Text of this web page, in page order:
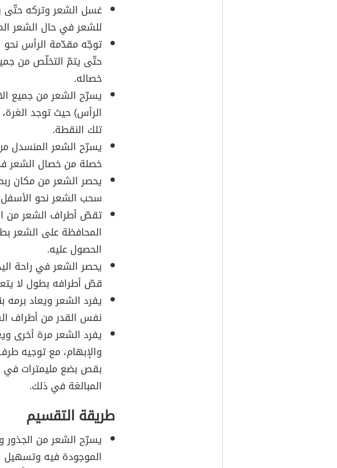
غسل الشعر وتركه
للشعر في حال الشعر
توجّه مقدّمة الرأس نحو
حتّى يتمّ التخلّص من
خصاله.
يسرّح الشعر من جميع
الرأس) حيث توجد
تلك النقطة.
يسرّح الشعر المنسدل
خصلة من خصال الشعر
يحصر الشعر من مكان
سحب الشعر نحو الأسفل
تقصّ أطراف الشعر من
الحصول عليه.
يحصر الشعر في راحة
قصّ أطرافه بطول لا
يفرد الشعر ويعاد
نفس القدر من أطراف
يفرد الشعر مرة أخرى
والإبهام، مع توجيه
بقص بضع مليمترات في
المبالغة في ذلك.
طريقة التقسيم
يسرّح الشعر من
الموجودة فيه وتسهيل